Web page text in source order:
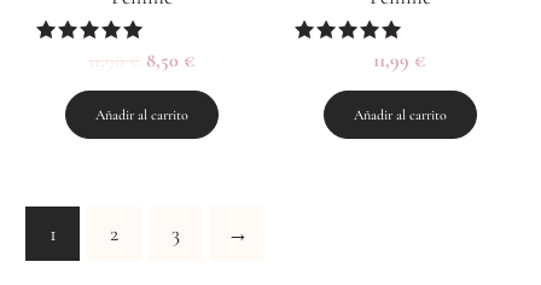
Valorado
5.00
de 5
11,90€ 8,50 €
Añadir al carrito
Valorado
5.00
de 5
11,99 €
Añadir al carrito
1 2 3 →